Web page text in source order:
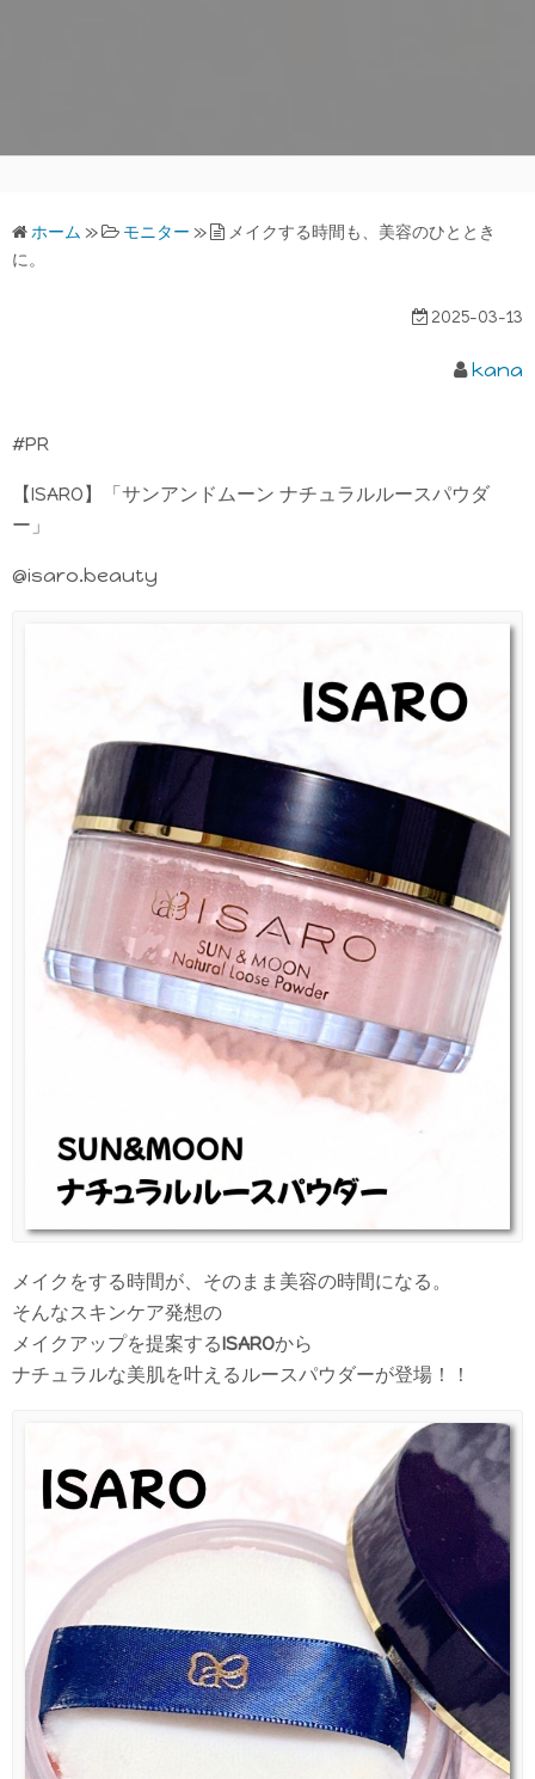
ホーム » モニター »
メイクする時間も、美容のひととき
に。
2025-03-13
kana
#PR
【ISARO】「サンアンドムーン ナチュラルルースパウダ
ー」
@isaro.beauty
メイクをする時間が、そのまま美容の時間になる。
そんなスキンケア発想の
メイクアップを提案するISAROから
ナチュラルな美肌を叶えるルースパウダーが登場！！